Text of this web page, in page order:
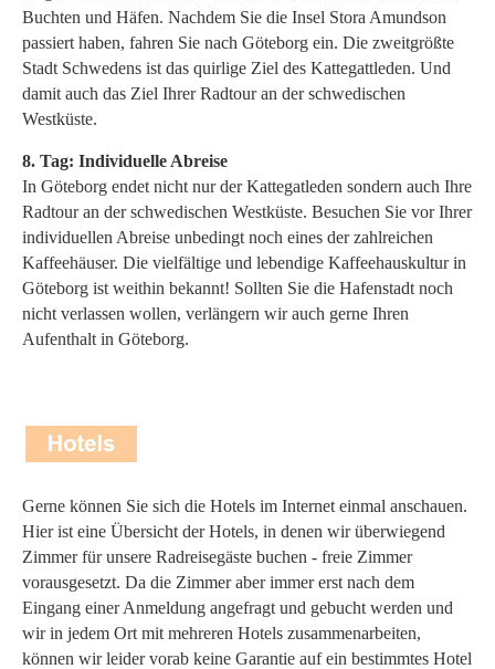
Buchten und Häfen. Nachdem Sie die Insel Stora Amundson
passiert haben, fahren Sie nach Göteborg ein. Die zweitgrößte
Stadt Schwedens ist das quirlige Ziel des Kattegattleden. Und
damit auch das Ziel Ihrer Radtour an der schwedischen
Westküste.
8. Tag: Individuelle Abreise
In Göteborg endet nicht nur der Kattegatleden sondern auch Ihre
Radtour an der schwedischen Westküste. Besuchen Sie vor Ihrer
individuellen Abreise unbedingt noch eines der zahlreichen
Kaffeehäuser. Die vielfältige und lebendige Kaffeehauskultur in
Göteborg ist weithin bekannt! Sollten Sie die Hafenstadt noch
nicht verlassen wollen, verlängern wir auch gerne Ihren
Aufenthalt in Göteborg.
Gerne können Sie sich die Hotels im Internet einmal anschauen.
Hier ist eine Übersicht der Hotels, in denen wir überwiegend
Zimmer für unsere Radreisegäste buchen - freie Zimmer
vorausgesetzt. Da die Zimmer aber immer erst nach dem
Eingang einer Anmeldung angefragt und gebucht werden und
wir in jedem Ort mit mehreren Hotels zusammenarbeiten,
können wir leider vorab keine Garantie auf ein bestimmtes Hotel